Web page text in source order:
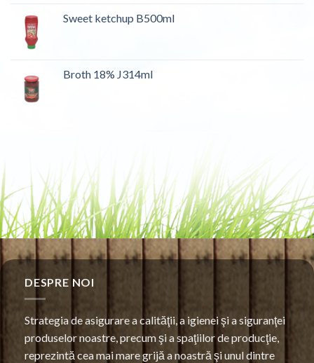
Sweet ketchup B500ml
Broth 18% J314ml
DESPRE NOI
Strategia de asigurare a calităţii, a igienei şi a siguranţei
produselor noastre, precum şi a spaţiilor de producţie,
reprezintă cea mai mare grijă a noastră şi unul dintre